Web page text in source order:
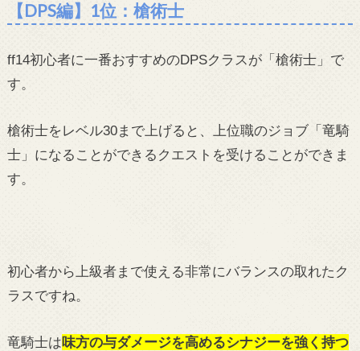
【DPS編】1位：槍術士
ff14初心者に一番おすすめのDPSクラスが「槍術士」で
す。
槍術士をレベル30まで上げると、上位職のジョブ「竜騎
士」になることができるクエストを受けることができま
す。
初心者から上級者まで使える非常にバランスの取れたク
ラスですね。
竜騎士は味方の与ダメージを高めるシナジーを強く持つ